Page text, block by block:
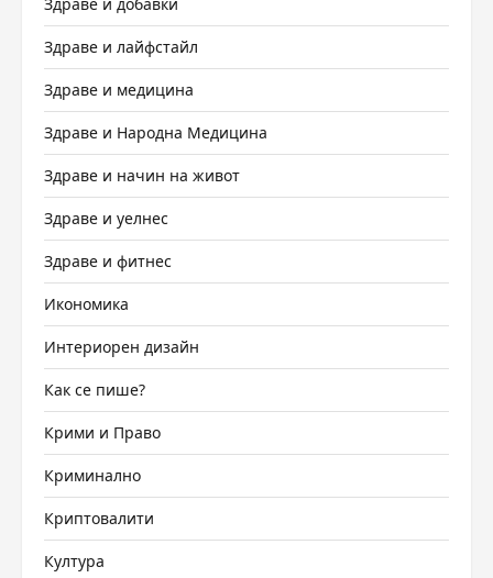
Здраве и лайфстайл
Здраве и медицина
Здраве и Народна Медицина
Здраве и начин на живот
Здраве и уелнес
Здраве и фитнес
Икономика
Интериорен дизайн
Как се пише?
Крими и Право
Криминално
Криптовалити
Култура